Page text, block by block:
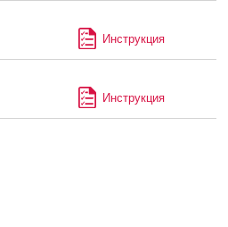
Инструкция
Инструкция